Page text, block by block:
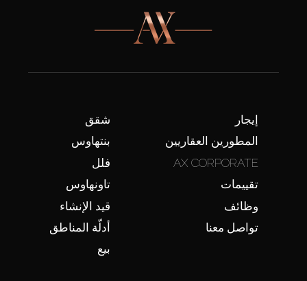
شقق
بنتهاوس
فلل
تاونهاوس
قيد الإنشاء
أدلّة المناطق
بيع
إيجار
المطورين العقاريين
AX CORPORATE
تقييمات
وظائف
تواصل معنا